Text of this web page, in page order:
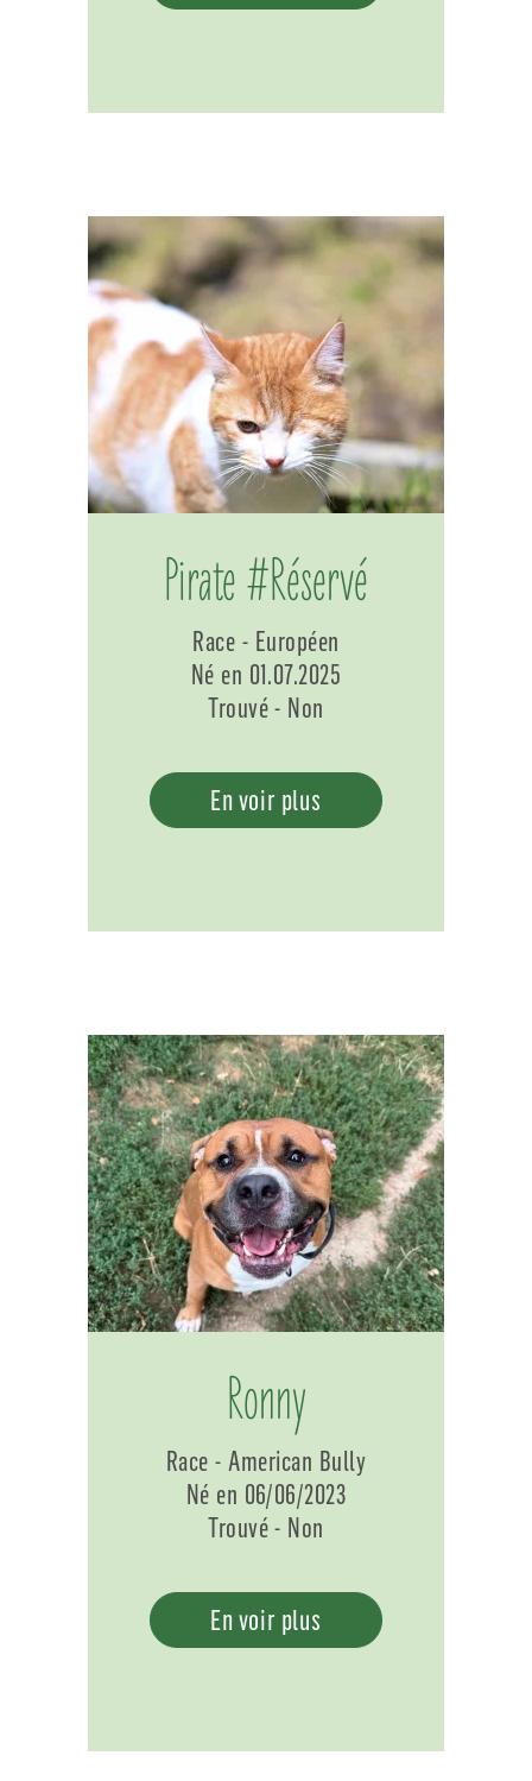
Pirate #Réservé
Race - Européen
Né en 01.07.2025
Trouvé - Non
En voir plus
Ronny
Race - American Bully
Né en 06/06/2023
Trouvé - Non
En voir plus